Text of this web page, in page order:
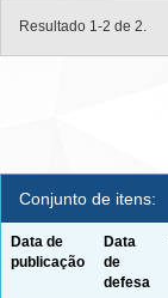
Resultado 1-2 de 2.
Conjunto de itens:
Data de
publicação
Data
de
defesa